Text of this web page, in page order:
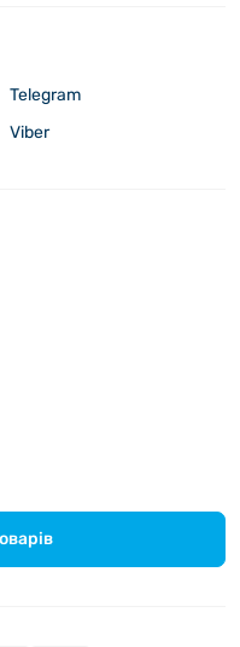
Telegram
Viber